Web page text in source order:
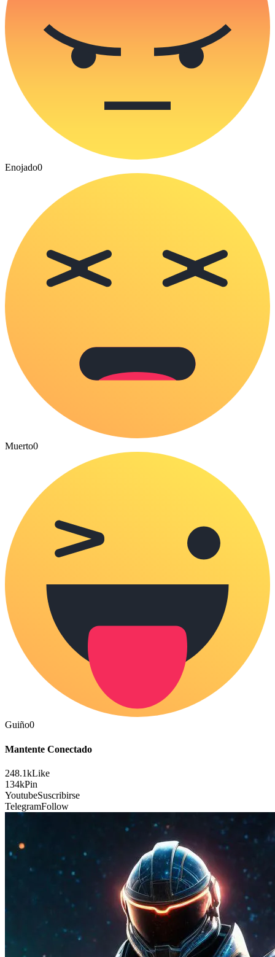
Enojado0
Muerto0
Guiño0
Mantente Conectado
248.1kLike
134kPin
YoutubeSuscribirse
TelegramFollow